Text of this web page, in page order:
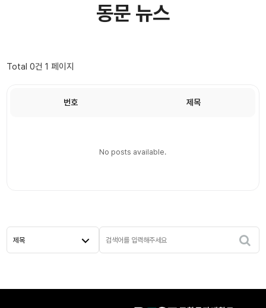
동문 뉴스
Total 0건 1 페이지
번호 제목
No posts available.